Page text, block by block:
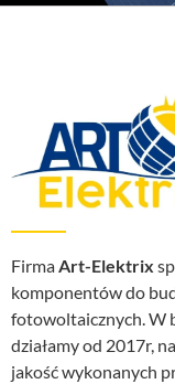
FirmaArt-Elektrix
komponentów do
fotowoltaicznych. W
działamy od 2017r,
jakość wykonanych